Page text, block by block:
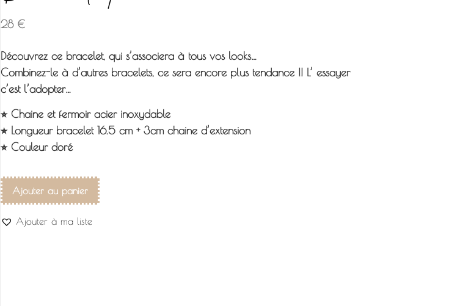
28 €
Découvrez ce bracelet, qui s’associera à tous vos looks…
Combinez-le à d’autres bracelets, ce sera encore plus tendance !! L’ essayer
c’est l’adopter…
⭐︎ Chaine et fermoir acier inoxydable
⭐︎ Longueur bracelet 16.5 cm + 3cm chaine d’extension
⭐︎ Couleur doré
Ajouter au panier
Ajouter à ma liste